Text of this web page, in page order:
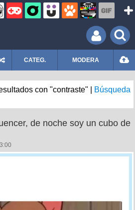
CATEG. MODERA
con "contraste" |
Búsqueda
de noche soy un cubo de